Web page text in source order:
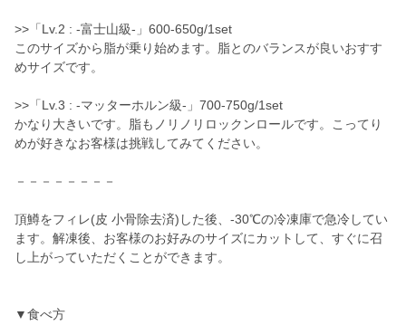
>>「Lv.2 : -富士山級-」600-650g/1set
このサイズから脂が乗り始めます。脂とのバランスが良いおすす
めサイズです。
>>「Lv.3 : -マッターホルン級-」700-750g/1set
かなり大きいです。脂もノリノリロックンロールです。こってり
めが好きなお客様は挑戦してみてください。
－－－－－－－－
頂鱒をフィレ(皮 小骨除去済)した後、-30℃の冷凍庫で急冷してい
ます。解凍後、お客様のお好みのサイズにカットして、すぐに召
し上がっていただくことができます。
▼食べ方